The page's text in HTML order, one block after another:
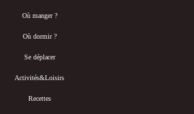
Où manger ?
Où dormir ?
Se déplacer
Activités&Loisirs
Recettes